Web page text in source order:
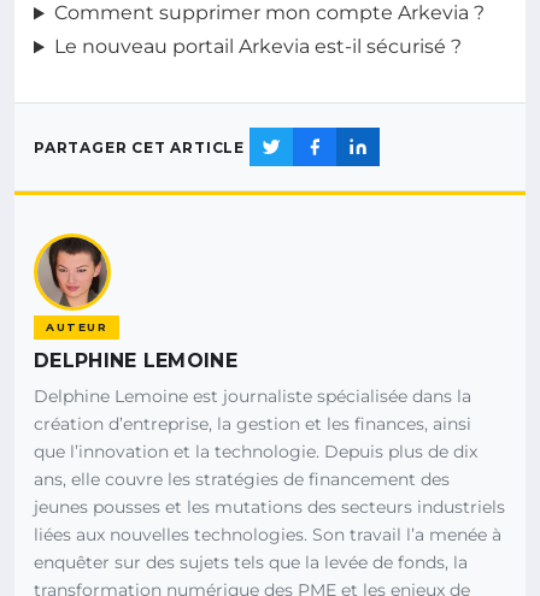
Comment supprimer mon compte Arkevia ?
Le nouveau portail Arkevia est-il sécurisé ?
PARTAGER CET ARTICLE
AUTEUR
DELPHINE LEMOINE
Delphine Lemoine est journaliste spécialisée dans la
création d’entreprise, la gestion et les finances, ainsi
que l’innovation et la technologie. Depuis plus de dix
ans, elle couvre les stratégies de financement des
jeunes pousses et les mutations des secteurs industriels
liées aux nouvelles technologies. Son travail l’a menée à
enquêter sur des sujets tels que la levée de fonds, la
transformation numérique des PME et les enjeux de